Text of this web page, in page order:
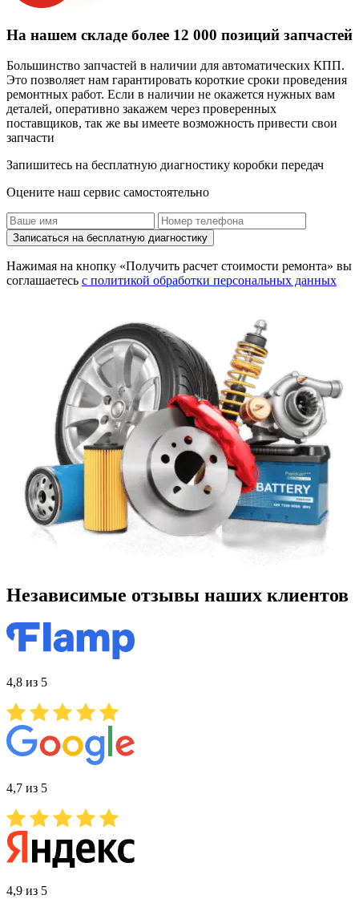
На нашем складе более 12 000 позиций запчастей
Большинство запчастей в наличии для автоматических КПП.
Это позволяет нам гарантировать короткие сроки проведения
ремонтных работ. Если в наличии не окажется нужных вам
деталей, оперативно закажем через проверенных
поставщиков, так же вы имеете возможность привести свои
запчасти
Запишитесь на бесплатную диагностику коробки передач
Оцените наш сервис самостоятельно
Записаться на бесплатную диагностику
Нажимая на кнопку «Получить расчет стоимости ремонта» вы
соглашаетесь с политикой обработки персональных данных
Независимые отзывы наших клиентов
4,8 из 5
4,7 из 5
4,9 из 5